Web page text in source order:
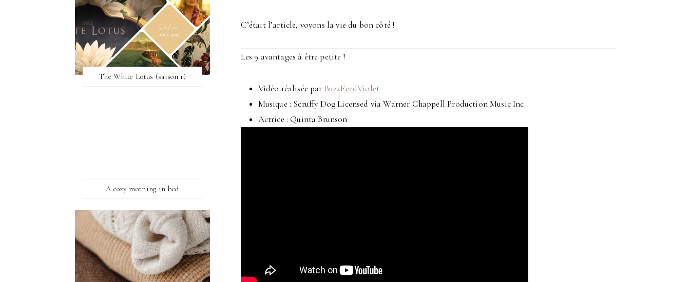
C’était l’article, voyons la vie du bon côté !
Les 9 avantages à être petite !
Vidéo réalisée par BuzzFeedViolet
Musique : Scruffy Dog Licensed via Warner Chappell Production Music Inc.
Actrice : Quinta Brunson
The White Lotus (saison 1)
A cozy morning in bed